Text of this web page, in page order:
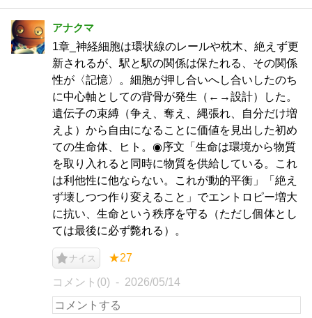
アナクマ
1章_神経細胞は環状線のレールや枕木、絶えず更
新されるが、駅と駅の関係は保たれる、その関係
性が〈記憶〉。細胞が押し合いへし合いしたのち
に中心軸としての背骨が発生（←→設計）した。
遺伝子の束縛（争え、奪え、縄張れ、自分だけ増
えよ）から自由になることに価値を見出した初め
ての生命体、ヒト。◉序文「生命は環境から物質
を取り入れると同時に物質を供給している。これ
は利他性に他ならない。これが動的平衡」「絶え
ず壊しつつ作り変えること」でエントロピー増大
に抗い、生命という秩序を守る（ただし個体とし
ては最後に必ず斃れる）。
ナイス ★27
コメント(0) 2026/05/14